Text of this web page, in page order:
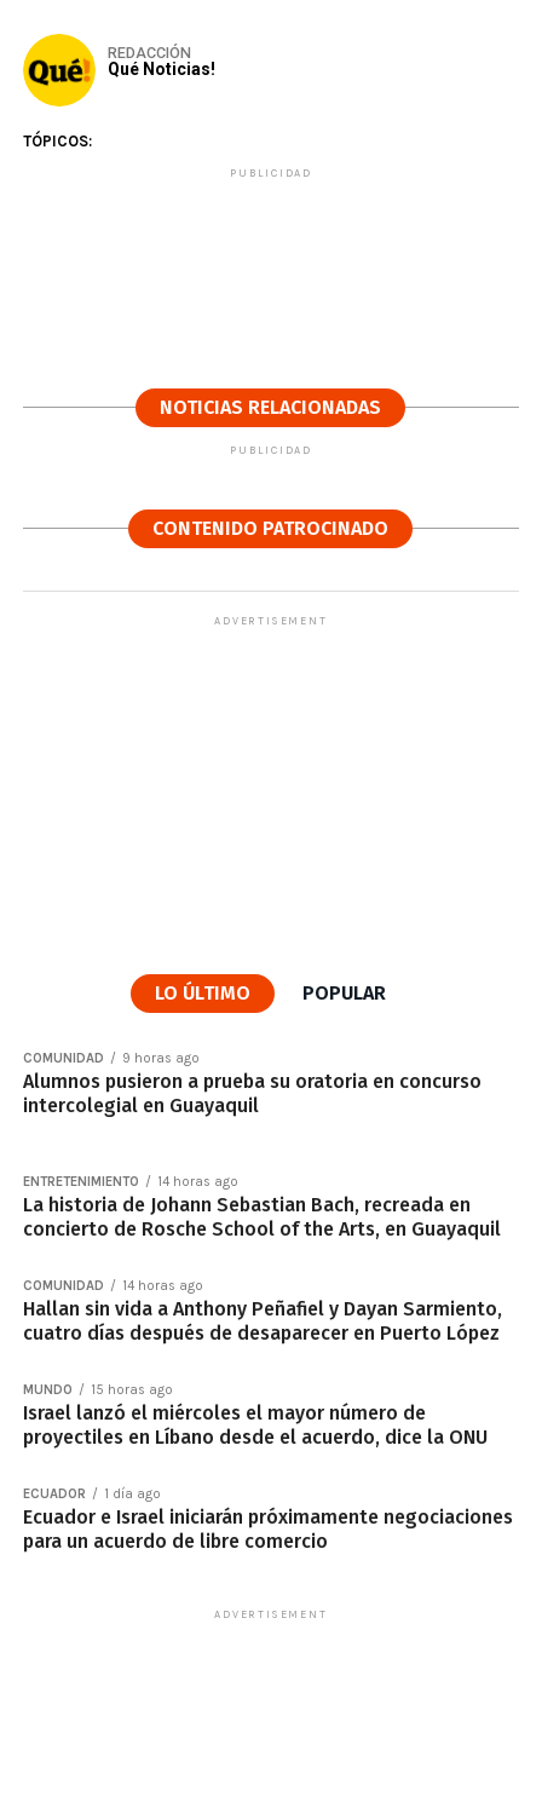
REDACCIÓN
Qué Noticias!
TÓPICOS:
PUBLICIDAD
NOTICIAS RELACIONADAS
PUBLICIDAD
CONTENIDO PATROCINADO
ADVERTISEMENT
LO ÚLTIMO POPULAR
COMUNIDAD 9 horas ago
Alumnos pusieron a prueba su oratoria en concurso
intercolegial en Guayaquil
ENTRETENIMIENTO 14 horas ago
La historia de Johann Sebastian Bach, recreada en
concierto de Rosche School of the Arts, en Guayaquil
COMUNIDAD 14 horas ago
Hallan sin vida a Anthony Peñafiel y Dayan Sarmiento,
cuatro días después de desaparecer en Puerto López
MUNDO 15 horas ago
Israel lanzó el miércoles el mayor número de
proyectiles en Líbano desde el acuerdo, dice la ONU
ECUADOR 1 día ago
Ecuador e Israel iniciarán próximamente negociaciones
para un acuerdo de libre comercio
ADVERTISEMENT